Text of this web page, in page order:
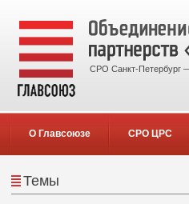
СРО Санкт-Петербург
О Главсоюзе СРО ЦРС
Темы